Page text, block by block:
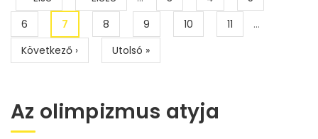
oldal
oldal
Page
6
Jelenlegi
oldal
7 Page
8 Page
9 Page
10 Page
11
…
Következő
oldal
Következő ›
Utolsó
oldal
Utolsó »
Az olimpizmus atyja